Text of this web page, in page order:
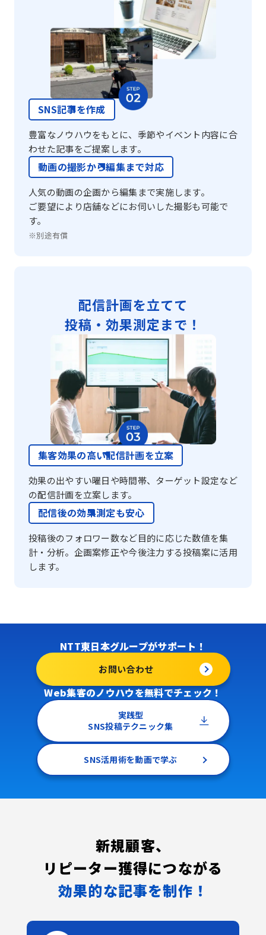
SNS記事を作成
豊富なノウハウをもとに、季節やイベント内容に合
わせた記事をご提案します。
動画の撮影から編集まで対応
人気の動画の企画から編集まで実施します。
ご要望により店舗などにお伺いした撮影も可能で
す。
※別途有償
配信計画を立てて
投稿・効果測定まで！
集客効果の高い配信計画を立案
効果の出やすい曜日や時間帯、ターゲット設定など
の配信計画を立案します。
配信後の効果測定も安心
投稿後のフォロワー数など目的に応じた数値を集
計・分析。企画案修正や今後注力する投稿案に活用
します。
NTT東日本グループがサポート！
お問い合わせ
Web集客のノウハウを無料でチェック！
実践型
SNS投稿テクニック集
SNS活用術を動画で学ぶ
新規顧客、
リピーター獲得につながる
効果的な記事を制作！